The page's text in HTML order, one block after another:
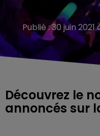
Publié : 30 juin
Découvrez le
annoncés sur